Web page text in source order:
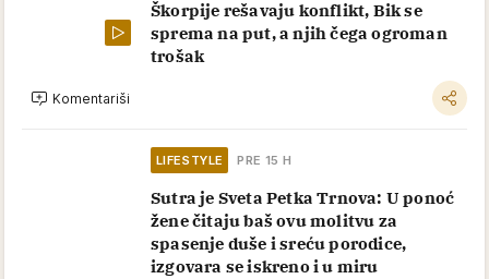
Škorpije rešavaju konflikt, Bik se
sprema na put, a njih čega ogroman
trošak
Komentariši
LIFESTYLE PRE 15 H
Sutra je Sveta Petka Trnova: U ponoć
žene čitaju baš ovu molitvu za
spasenje duše i sreću porodice,
izgovara se iskreno i u miru